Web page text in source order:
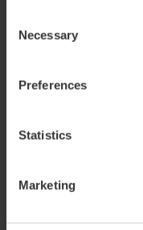
Selection
Necessary
Preferences
Statistics
Marketing